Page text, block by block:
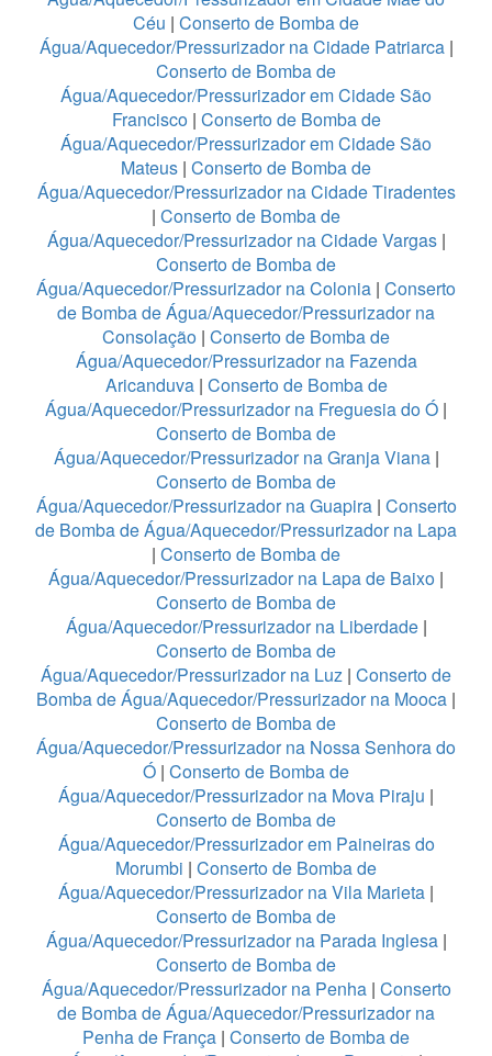
Céu | Conserto de Bomba de
Água/Aquecedor/Pressurizador na Cidade Patriarca|
Conserto de Bomba de
Água/Aquecedor/Pressurizador em Cidade São
Francisco | Conserto de Bomba de
Água/Aquecedor/Pressurizador em Cidade São
Mateus | Conserto de Bomba de
Água/Aquecedor/Pressurizador na Cidade Tiradentes
| Conserto de Bomba de
Água/Aquecedor/Pressurizador na Cidade Vargas |
Conserto de Bomba de
Água/Aquecedor/Pressurizador na Colonia | Conserto
de Bomba de Água/Aquecedor/Pressurizador na
Consolação | Conserto de Bomba de
Água/Aquecedor/Pressurizador na Fazenda
Aricanduva| Conserto de Bomba de
Água/Aquecedor/Pressurizador na Freguesia do Ó |
Conserto de Bomba de
Água/Aquecedor/Pressurizador na Granja Viana|
Conserto de Bomba de
Água/Aquecedor/Pressurizador na Guapira| Conserto
de Bomba de Água/Aquecedor/Pressurizador na Lapa
| Conserto de Bomba de
Água/Aquecedor/Pressurizador na Lapa de Baixo |
Conserto de Bomba de
Água/Aquecedor/Pressurizador na Liberdade |
Conserto de Bomba de
Água/Aquecedor/Pressurizador na Luz | Conserto de
Bomba de Água/Aquecedor/Pressurizador na Mooca |
Conserto de Bomba de
Água/Aquecedor/Pressurizador na Nossa Senhora do
Ó | Conserto de Bomba de
Água/Aquecedor/Pressurizador na Mova Piraju |
Conserto de Bomba de
Água/Aquecedor/Pressurizador em Paineiras do
Morumbi | Conserto de Bomba de
Água/Aquecedor/Pressurizador na Vila Marieta |
Conserto de Bomba de
Água/Aquecedor/Pressurizador na Parada Inglesa |
Conserto de Bomba de
Água/Aquecedor/Pressurizador na Penha| Conserto
de Bomba de Água/Aquecedor/Pressurizador na
Penha de França | Conserto de Bomba de